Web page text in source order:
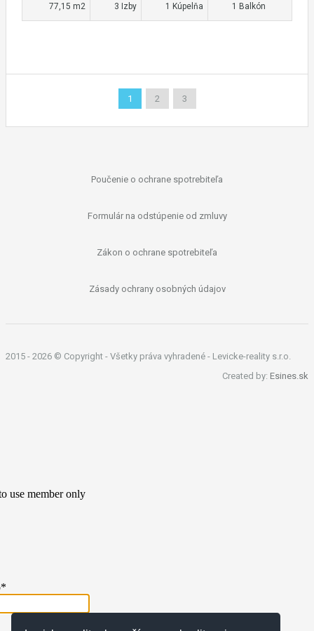
77,15 m2 3 Izby 1 Kúpelňa 1 Balkón
1 2 3
Poučenie o ochrane spotrebiteľa
Formulár na odstúpenie od zmluvy
Zákon o ochrane spotrebiteľa
Zásady ochrany osobných údajov
2015 - 2026 © Copyright - Všetky práva vyhradené - Levicke-reality s.r.o.
Created by: Esines.sk
use member only
*